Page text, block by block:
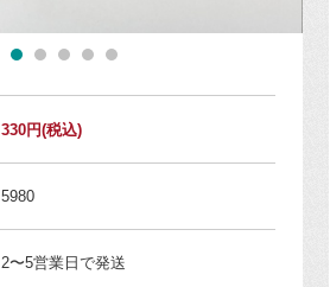
330円(税込)
5980
2〜5営業日で発送